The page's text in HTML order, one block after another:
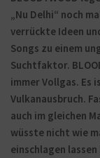
„Nu Delhi“ noch
verrückte Ideen
Songs zu einem
Suchtfaktor.
immer Vollgas. Es
Vulkanausbruch.
auch im gleichen
wüsste nicht wie
einschlagen